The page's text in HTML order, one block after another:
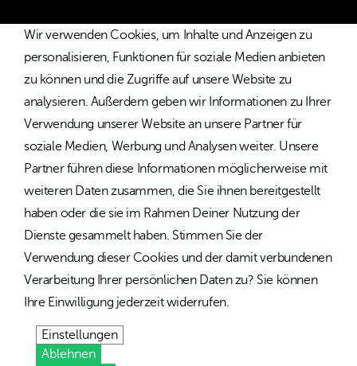
Wir verwenden Cookies, um Inhalte und Anzeigen zu
personalisieren, Funktionen für soziale Medien anbieten
zu können und die Zugriffe auf unsere Website zu
analysieren. Außerdem geben wir Informationen zu Ihrer
Verwendung unserer Website an unsere Partner für
soziale Medien, Werbung und Analysen weiter. Unsere
Partner führen diese Informationen möglicherweise mit
weiteren Daten zusammen, die Sie ihnen bereitgestellt
haben oder die sie im Rahmen Deiner Nutzung der
Dienste gesammelt haben. Stimmen Sie der
Verwendung dieser Cookies und der damit verbundenen
Verarbeitung Ihrer persönlichen Daten zu? Sie können
Ihre Einwilligung jederzeit widerrufen.
Einstellungen
Ablehnen